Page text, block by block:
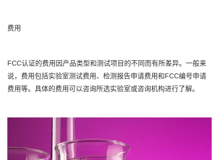
费用
FCC认证的费用因产品类型和测试项目的不同而有所差异。一般来
说，费用包括实验室测试费用、检测报告申请费用和FCC编号申请
费用等。具体的费用可以咨询所选实验室或咨询机构进行了解。